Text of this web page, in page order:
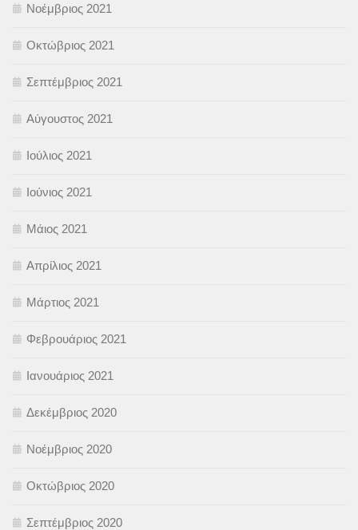
Νοέμβριος 2021
Οκτώβριος 2021
Σεπτέμβριος 2021
Αύγουστος 2021
Ιούλιος 2021
Ιούνιος 2021
Μάιος 2021
Απρίλιος 2021
Μάρτιος 2021
Φεβρουάριος 2021
Ιανουάριος 2021
Δεκέμβριος 2020
Νοέμβριος 2020
Οκτώβριος 2020
Σεπτέμβριος 2020